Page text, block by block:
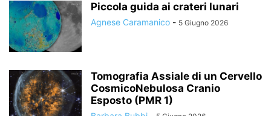
Piccola guida ai crateri lunari
Agnese Caramanico - 5 Giugno 2026
Tomografia Assiale di un Cervello
CosmicoNebulosa Cranio
Esposto (PMR 1)